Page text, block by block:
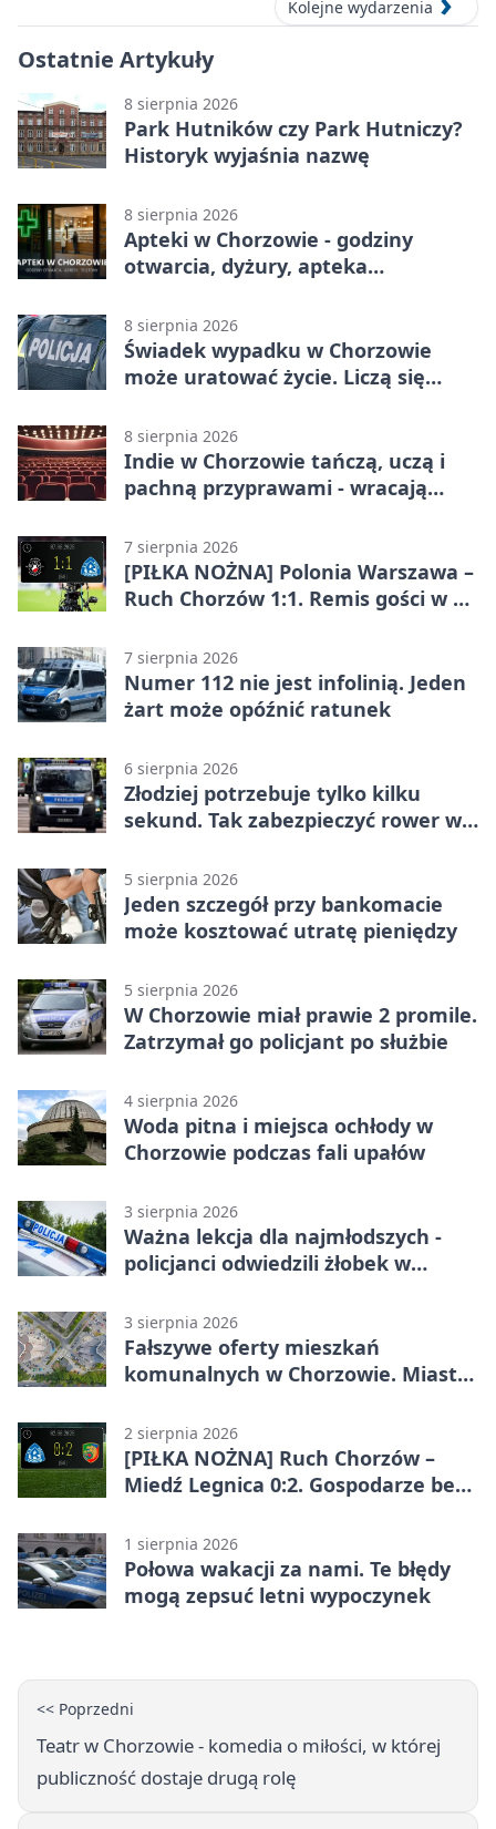
Kolejne wydarzenia
Ostatnie Artykuły
8 sierpnia 2026
Park Hutników czy Park Hutniczy?
Historyk wyjaśnia nazwę
8 sierpnia 2026
Apteki w Chorzowie - godziny
otwarcia, dyżury, apteka
8 sierpnia 2026
Świadek wypadku w Chorzowie
może uratować życie. Liczą się
8 sierpnia 2026
Indie w Chorzowie tańczą, uczą i
pachną przyprawami - wracają
7 sierpnia 2026
[PIŁKA NOŻNA] Polonia Warszawa –
Ruch Chorzów 1:1. Remis gości w 3.
7 sierpnia 2026
Numer 112 nie jest infolinią. Jeden
żart może opóźnić ratunek
6 sierpnia 2026
Złodziej potrzebuje tylko kilku
sekund. Tak zabezpieczyć rower w
5 sierpnia 2026
Jeden szczegół przy bankomacie
może kosztować utratę pieniędzy
5 sierpnia 2026
W Chorzowie miał prawie 2 promile.
Zatrzymał go policjant po służbie
4 sierpnia 2026
Woda pitna i miejsca ochłody w
Chorzowie podczas fali upałów
3 sierpnia 2026
Ważna lekcja dla najmłodszych -
policjanci odwiedzili żłobek w
3 sierpnia 2026
Fałszywe oferty mieszkań
komunalnych w Chorzowie. Miasto
2 sierpnia 2026
[PIŁKA NOŻNA] Ruch Chorzów –
Miedź Legnica 0:2. Gospodarze bez
1 sierpnia 2026
Połowa wakacji za nami. Te błędy
mogą zepsuć letni wypoczynek
<< Poprzedni
Teatr w Chorzowie - komedia o miłości, w której
publiczność dostaje drugą rolę